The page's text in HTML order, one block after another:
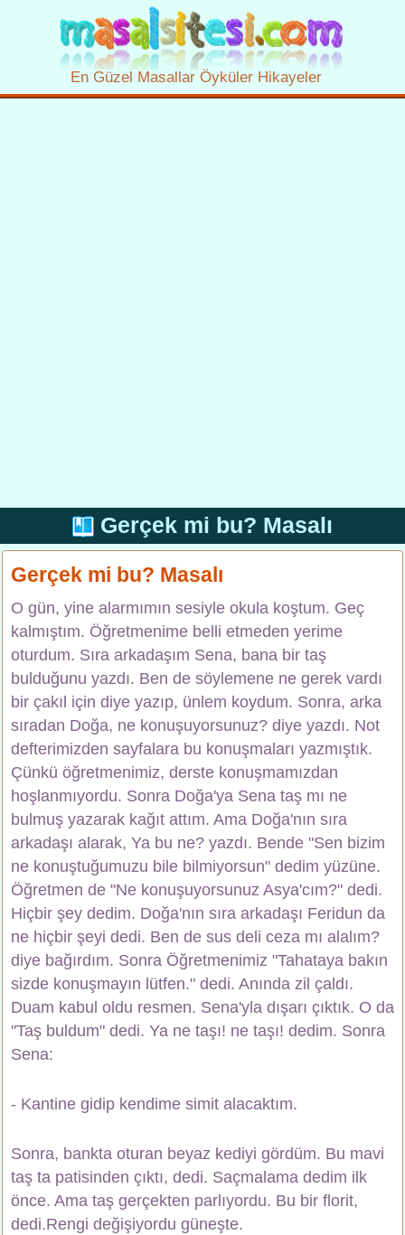
En Güzel Masallar Öyküler Hikayeler
Gerçek mi bu? Masalı
Gerçek mi bu? Masalı
O gün, yine alarmımın sesiyle okula koştum. Geç
kalmıştım. Öğretmenime belli etmeden yerime
oturdum. Sıra arkadaşım Sena, bana bir taş
bulduğunu yazdı. Ben de söylemene ne gerek vardı
bir çakıl için diye yazıp, ünlem koydum. Sonra, arka
sıradan Doğa, ne konuşuyorsunuz? diye yazdı. Not
defterimizden sayfalara bu konuşmaları yazmıştık.
Çünkü öğretmenimiz, derste konuşmamızdan
hoşlanmıyordu. Sonra Doğa'ya Sena taş mı ne
bulmuş yazarak kağıt attım. Ama Doğa'nın sıra
arkadaşı alarak, Ya bu ne? yazdı. Bende "Sen bizim
ne konuştuğumuzu bile bilmiyorsun" dedim yüzüne.
Öğretmen de "Ne konuşuyorsunuz Asya'cım?" dedi.
Hiçbir şey dedim. Doğa'nın sıra arkadaşı Feridun da
ne hiçbir şeyi dedi. Ben de sus deli ceza mı alalım?
diye bağırdım. Sonra Öğretmenimiz "Tahataya bakın
sizde konuşmayın lütfen." dedi. Anında zil çaldı.
Duam kabul oldu resmen. Sena'yla dışarı çıktık. O da
"Taş buldum" dedi. Ya ne taşı! ne taşı! dedim. Sonra
Sena:
- Kantine gidip kendime simit alacaktım.
Sonra, bankta oturan beyaz kediyi gördüm. Bu mavi
taş ta patisinden çıktı, dedi. Saçmalama dedim ilk
önce. Ama taş gerçekten parlıyordu. Bu bir florit,
dedi.Rengi değişiyordu güneşte.